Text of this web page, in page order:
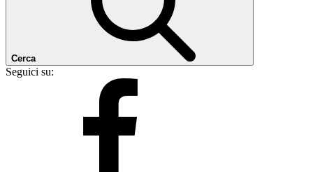
Cerca
Seguici su: